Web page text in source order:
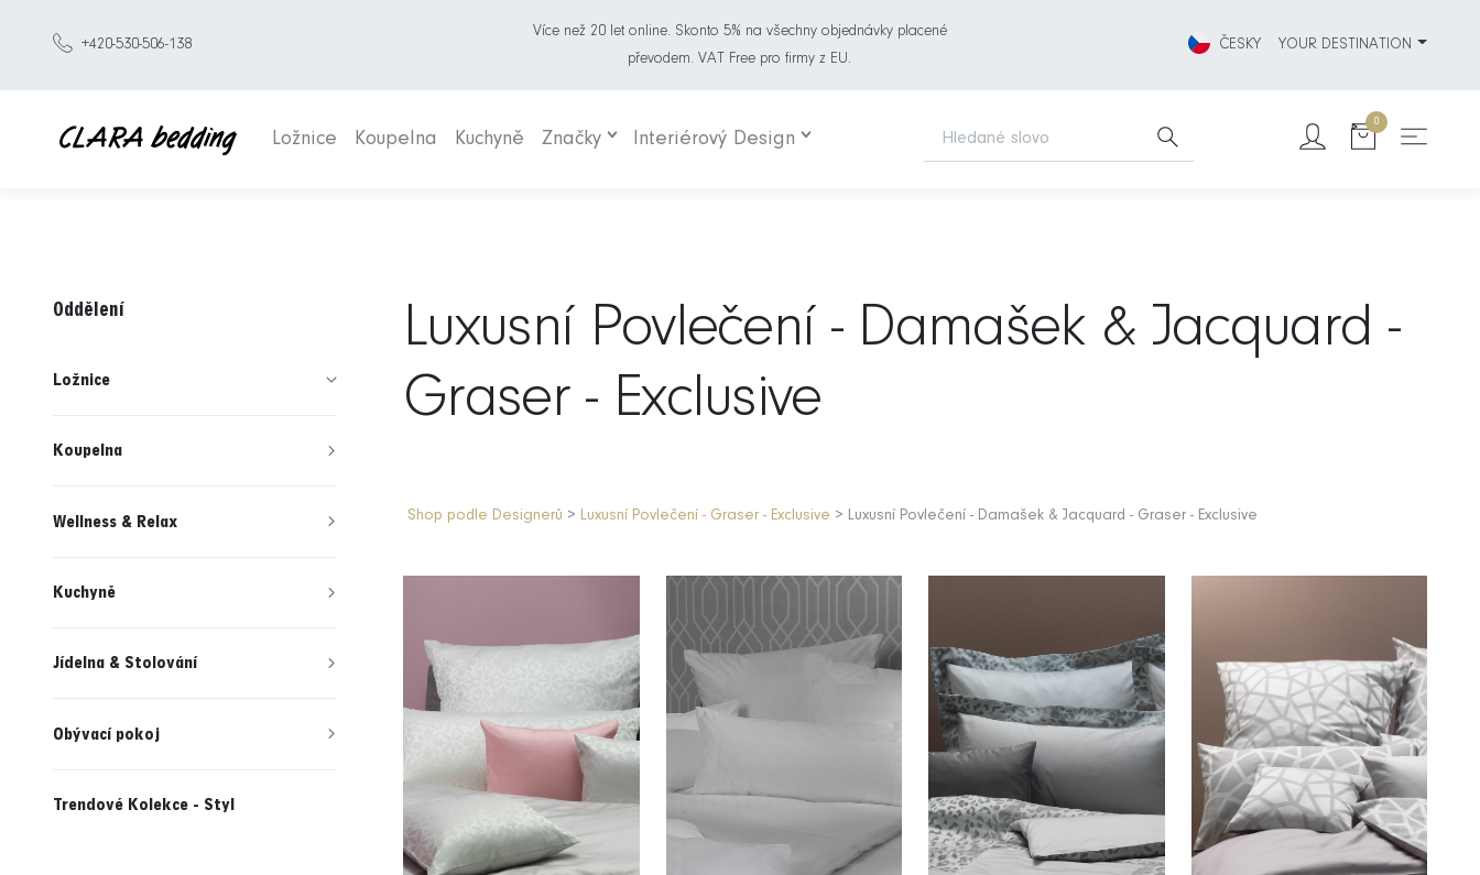
+420-530-506-138
Více než 20 let online. Skonto 5% na všechny objednávky placené
převodem. VAT Free pro firmy z EU.
ČESKY YOUR DESTINATION
Ložnice Koupelna Kuchyně Značky Interiérový Design
0
Luxusní Povlečení - Damašek & Jacquard -
Graser - Exclusive
Shop podle Designerů > Luxusní Povlečení - Graser - Exclusive > Luxusní Povlečení - Damašek & Jacquard - Graser - Exclusive
Oddělení
Ložnice
Koupelna
Wellness & Relax
Kuchyně
Jídelna & Stolování
Obývací pokoj
Trendové Kolekce - Styl